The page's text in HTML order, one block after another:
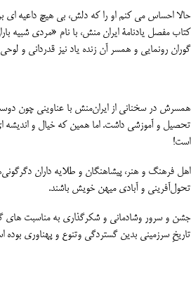
حالا احساس می کنم او را که دلش، بی هیچ داعیه
کتاب مفصل یادنامۀ ایران منش، با نام «مردی شبیه
گوران رونمایی و همسر آن زنده یاد نیز قدردانی و
همسرش در سخنانی از ایران‌منش با عناوینی چون دوست،
تحصیل و آموزشی داشت. اما همین که خیال و اندیشه
است!
اهل فرهنگ و هنر، پیشاهنگان و طلایه داران
تحول‌آفرینی و آبادی میهن خویش باشند.
جشن و سرور وشادمانی و شکرگذاری به مناسبت های
تاریخِ سرزمینی بدین گستردگی وتنوع و پهناوری بوده